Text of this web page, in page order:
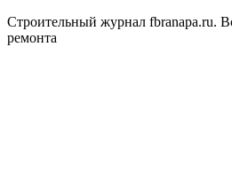
Строительный журнал fbranapa.ru.
ремонта